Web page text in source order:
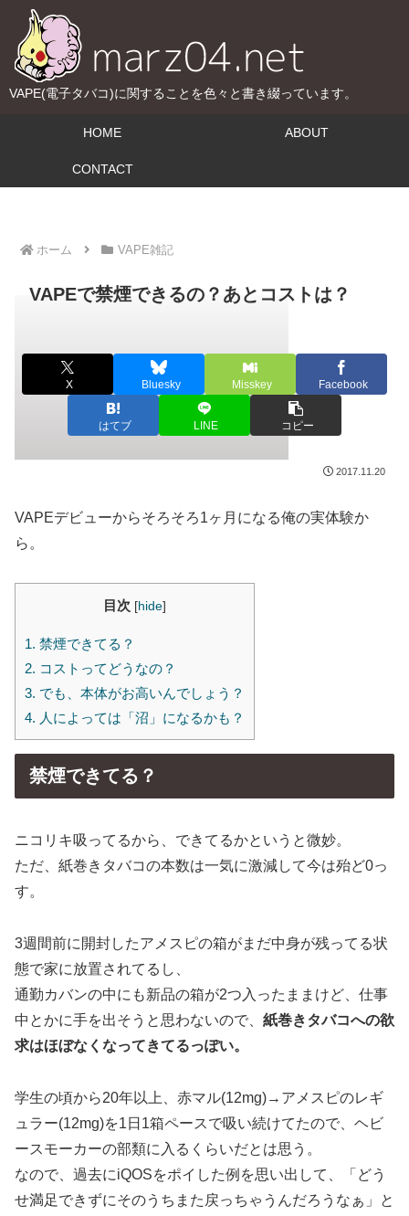
VAPE(電子タバコ)に関することを色々と書き綴っています。
HOME ABOUT
CONTACT
ホーム VAPE雑記
VAPEで禁煙できるの？あとコストは？
X Bluesky Misskey Facebook
はてブ LINE コピー
2017.11.20
VAPEデビューからそろそろ1ヶ月になる俺の実体験か
ら。
目次 [hide]
1. 禁煙できてる？
2. コストってどうなの？
3. でも、本体がお高いんでしょう？
4. 人によっては「沼」になるかも？
禁煙できてる？
ニコリキ吸ってるから、できてるかというと微妙。
ただ、紙巻きタバコの本数は一気に激減して今は殆ど0っ
す。
3週間前に開封したアメスピの箱がまだ中身が残ってる状
態で家に放置されてるし、
通勤カバンの中にも新品の箱が2つ入ったままけど、仕事
中とかに手を出そうと思わないので、 紙巻きタバコへの欲
求はほぼなくなってきてるっぽい。
学生の頃から20年以上、赤マル(12mg)→アメスピのレギ
ュラー(12mg)を1日1箱ペースで吸い続けてたので、ヘビ
ースモーカーの部類に入るくらいだとは思う。
なので、過去にiQOSをポイした例を思い出して、「どう
せ満足できずにそのうちまた戻っちゃうんだろうなぁ」と